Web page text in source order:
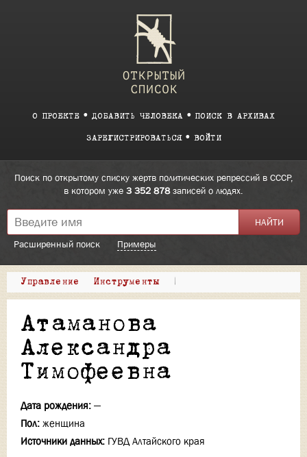
О ПРОЕКТЕ ДОБАВИТЬ ЧЕЛОВЕКА ПОИСК В АРХИВАХ
ЗАРЕГИСТРИРОВАТЬСЯ ВОЙТИ
Поиск по открытому списку жертв политических репрессий в СССР,
в котором уже 3 352 878записей о людях.
Расширенный поиск Примеры
Управление Инструменты |
Атаманова
Александра
Тимофеевна
Дата рождения: —
Пол: женщина
Источники данных: ГУВД Алтайского края